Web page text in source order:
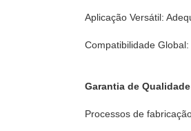
Aplicação Versátil:
Compatibilidade
Garantia de Qualidade
Processos de